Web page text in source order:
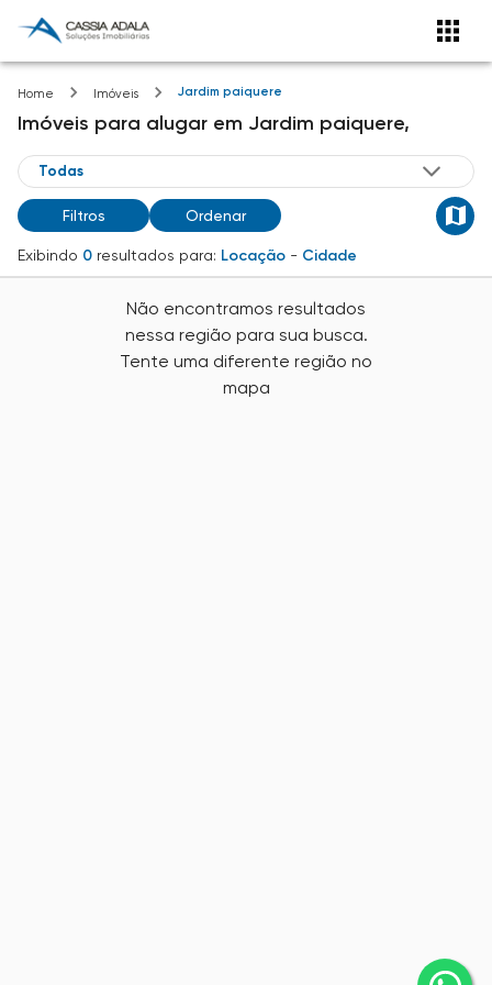
Home Imóveis Jardim paiquere
Imóveis para alugar em Jardim paiquere,
Filtros Ordenar
Exibindo 0 resultados para: Locação - Cidade
Não encontramos resultados
nessa região para sua busca.
Tente uma diferente região no
mapa